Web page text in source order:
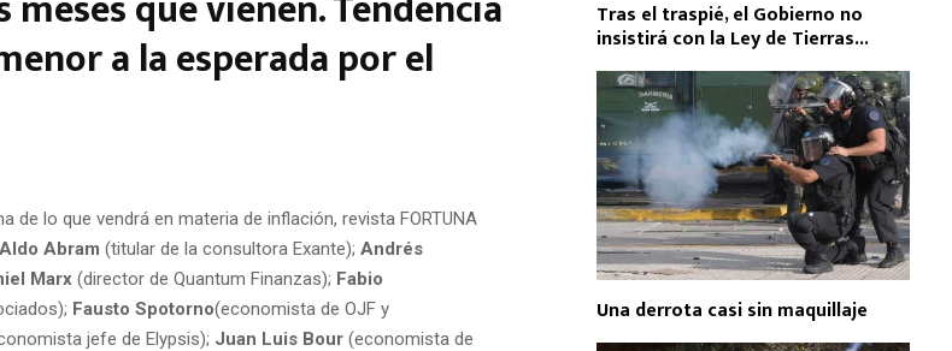
a la esperada por el
de lo que vendrá en materia de inflación, revista FORTUNA
Aldo Abram (titular de la consultora Exante); Andrés
Marx (director de Quantum Finanzas); Fabio
Fausto Spotorno(economista de OJF y
jefe de Elypsis); Juan Luis Bour (economista de
Tras el traspié, el Gobierno no
insistirá con la Ley de Tierras...
Una derrota casi sin maquillaje